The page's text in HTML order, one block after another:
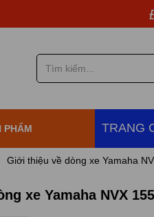
Đăng
PHẨM TRANG
Giới thiệu về dòng xe Yamaha
xe Yamaha NVX